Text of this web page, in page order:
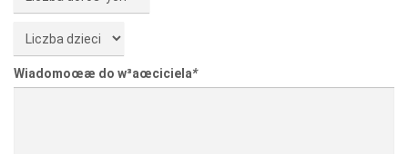
Wiadomoœæ do w³aœciciela*